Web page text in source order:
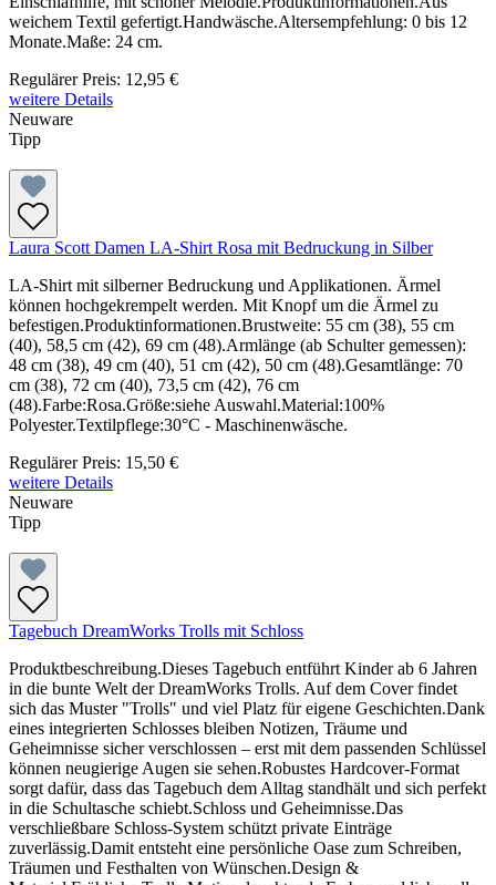
weichem Textil gefertigt.Handwäsche.Altersempfehlung: 0 bis 12
Monate.Maße: 24 cm.
Regulärer Preis: 12,95 €
weitere Details
Neuware
Tipp
Laura Scott Damen LA-Shirt Rosa mit Bedruckung in Silber
LA-Shirt mit silberner Bedruckung und Applikationen. Ärmel
können hochgekrempelt werden. Mit Knopf um die Ärmel zu
befestigen.Produktinformationen.Brustweite: 55 cm (38), 55 cm
(40), 58,5 cm (42), 69 cm (48).Armlänge (ab Schulter gemessen):
48 cm (38), 49 cm (40), 51 cm (42), 50 cm (48).Gesamtlänge: 70
cm (38), 72 cm (40), 73,5 cm (42), 76 cm
(48).Farbe:Rosa.Größe:siehe Auswahl.Material:100%
Polyester.Textilpflege:30°C - Maschinenwäsche.
Regulärer Preis: 15,50 €
weitere Details
Neuware
Tipp
Tagebuch DreamWorks Trolls mit Schloss
Produktbeschreibung.Dieses Tagebuch entführt Kinder ab 6 Jahren
in die bunte Welt der DreamWorks Trolls. Auf dem Cover findet
sich das Muster "Trolls" und viel Platz für eigene Geschichten.Dank
eines integrierten Schlosses bleiben Notizen, Träume und
Geheimnisse sicher verschlossen – erst mit dem passenden Schlüssel
können neugierige Augen sie sehen.Robustes Hardcover-Format
sorgt dafür, dass das Tagebuch dem Alltag standhält und sich perfekt
in die Schultasche schiebt.Schloss und Geheimnisse.Das
verschließbare Schloss-System schützt private Einträge
zuverlässig.Damit entsteht eine persönliche Oase zum Schreiben,
Träumen und Festhalten von Wünschen.Design &